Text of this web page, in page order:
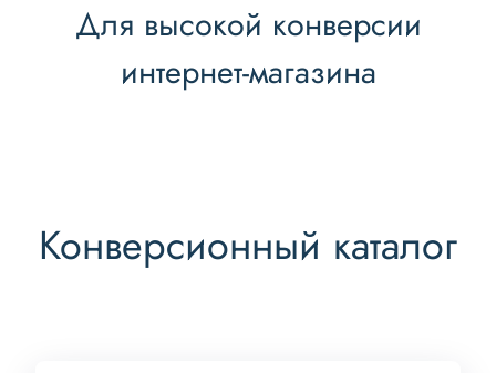
Для высокой конверсии
интернет-магазина
Конверсионный каталог